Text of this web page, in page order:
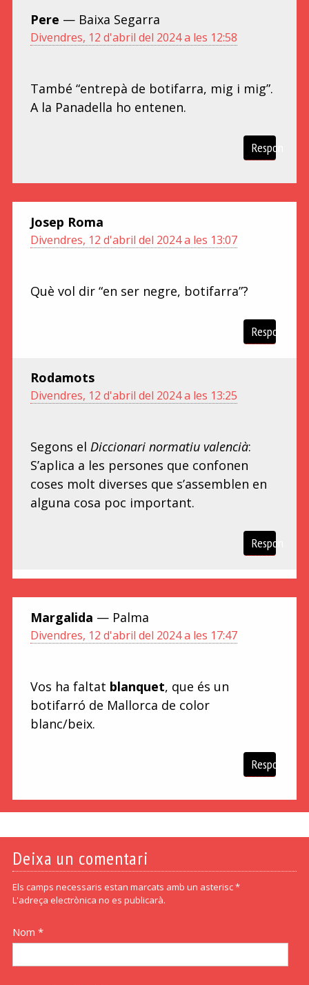
Pere — Baixa Segarra
Divendres, 12 d'abril del 2024 a les 12:58
També “entrepà de botifarra, mig i mig”.
A la Panadella ho entenen.
Respon
Josep Roma
Divendres, 12 d'abril del 2024 a les 13:07
Què vol dir “en ser negre, botifarra”?
Respon
Rodamots
Divendres, 12 d'abril del 2024 a les 13:25
Segons el Diccionari normatiu valencià:
S’aplica a les persones que confonen
coses molt diverses que s’assemblen en
alguna cosa poc important.
Respon
Margalida — Palma
Divendres, 12 d'abril del 2024 a les 17:47
Vos ha faltat blanquet, que és un
botifarró de Mallorca de color
blanc/beix.
Respon
Deixa un comentari
Els camps necessaris estan marcats amb un asterisc *
L'adreça electrònica no es publicarà.
Nom *